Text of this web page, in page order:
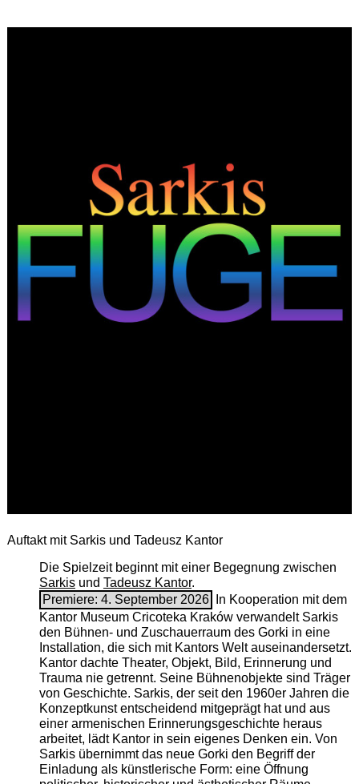
Auftakt mit Sarkis und Tadeusz Kantor
Die Spielzeit beginnt mit einer Begegnung zwischen
Sarkisund Tadeusz Kantor.
Premiere: 4. September 2026
In Kooperation mit dem
Kantor Museum Cricoteka Kraków verwandelt Sarkis
den Bühnen- und Zuschauerraum des Gorki in eine
Installation, die sich mit Kantors Welt auseinandersetzt.
Kantor dachte Theater, Objekt, Bild, Erinnerung und
Trauma nie getrennt. Seine Bühnenobjekte sind Träger
von Geschichte. Sarkis, der seit den 1960er Jahren die
Konzeptkunst entscheidend mitgeprägt hat und aus
einer armenischen ­Erinnerungsgeschichte heraus
arbeitet, lädt Kantor in sein eigenes Denken ein. Von
Sarkis übernimmt das neue Gorki den Begriff der
Einladung als künstlerische Form: eine Öffnung